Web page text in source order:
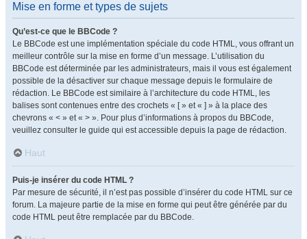
Mise en forme et types de sujets
Qu’est-ce que le BBCode ?
Le BBCode est une implémentation spéciale du code HTML, vous offrant un
meilleur contrôle sur la mise en forme d’un message. L’utilisation du
BBCode est déterminée par les administrateurs, mais il vous est également
possible de la désactiver sur chaque message depuis le formulaire de
rédaction. Le BBCode est similaire à l’architecture du code HTML, les
balises sont contenues entre des crochets « [ » et « ] » à la place des
chevrons « < » et « > ». Pour plus d’informations à propos du BBCode,
veuillez consulter le guide qui est accessible depuis la page de rédaction.
Haut
Puis-je insérer du code HTML ?
Par mesure de sécurité, il n’est pas possible d’insérer du code HTML sur ce
forum. La majeure partie de la mise en forme qui peut être générée par du
code HTML peut être remplacée par du BBCode.